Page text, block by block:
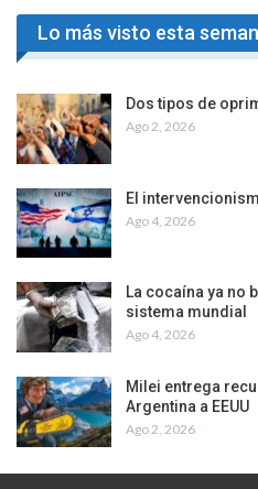
Lo más visto esta
Dos tipos de
Ago 2, 2026
El
Ago 4, 2026
La cocaína ya no
sistema mundial
Ago 4, 2026
Milei entrega
Argentina a EEUU
Ago 2, 2026